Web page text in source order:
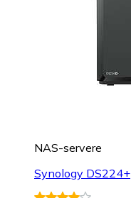
NAS-servere
Synology DS224+